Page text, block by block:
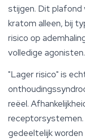
stijgen. Dit plafond
kratom alleen, bij
risico op
volledige agonisten.
"Lager risico" is
reëel.
gedeeltelijk